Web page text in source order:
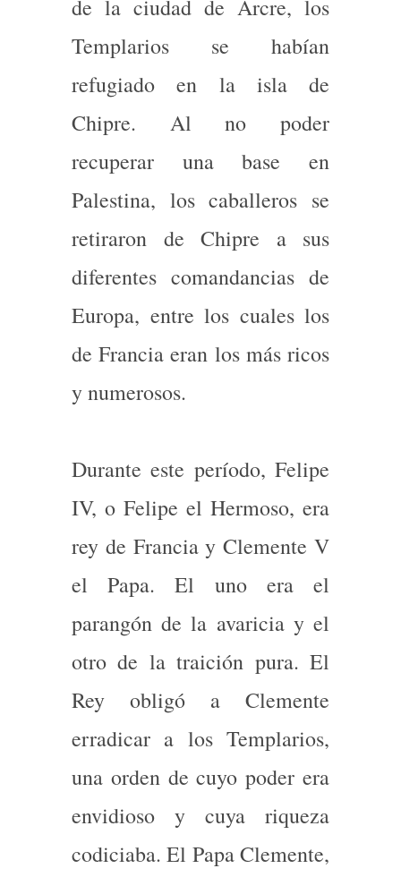
de la ciudad de Arcre, los
Templarios se habían
refugiado en la isla de
Chipre. Al no poder
recuperar una base en
Palestina, los caballeros se
retiraron de Chipre a sus
diferentes comandancias de
Europa, entre los cuales los
de Francia eran los más ricos
y numerosos.
Durante este período, Felipe
IV, o Felipe el Hermoso, era
rey de Francia y Clemente V
el Papa. El uno era el
parangón de la avaricia y el
otro de la traición pura. El
Rey obligó a Clemente
erradicar a los Templarios,
una orden de cuyo poder era
envidioso y cuya riqueza
codiciaba. El Papa Clemente,